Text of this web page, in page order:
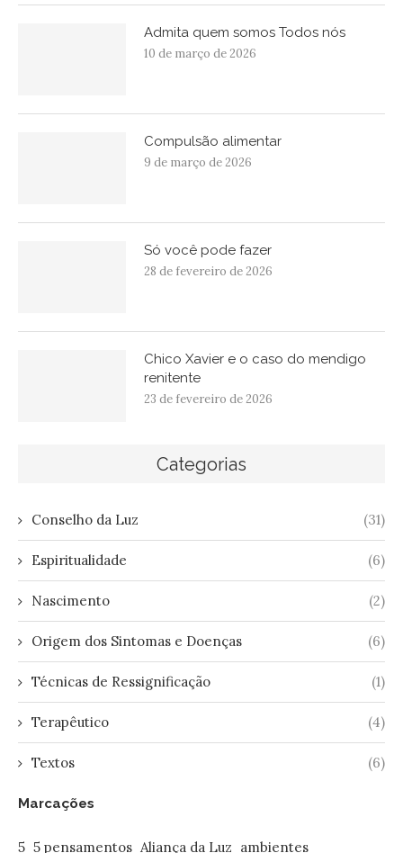
Admita quem somos Todos nós
10 de março de 2026
Compulsão alimentar
9 de março de 2026
Só você pode fazer
28 de fevereiro de 2026
Chico Xavier e o caso do mendigo
renitente
23 de fevereiro de 2026
Categorias
Conselho da Luz (31)
Espiritualidade (6)
Nascimento (2)
Origem dos Sintomas e Doenças (6)
Técnicas de Ressignificação (1)
Terapêutico (4)
Textos (6)
Marcações
5 5 pensamentos Aliança da Luz ambientes